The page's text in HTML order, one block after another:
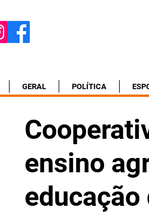
GERAL POLÍTICA
ensino
educação